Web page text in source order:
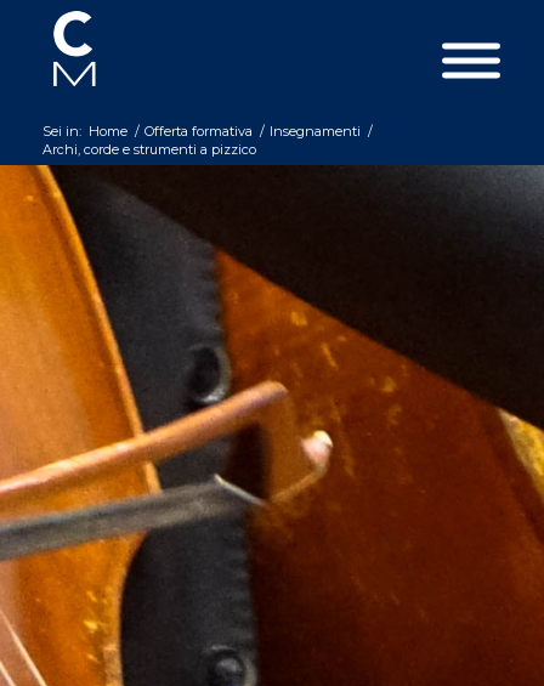
Sei in: Home / Offerta formativa / Insegnamenti /
Archi, corde e strumenti a pizzico